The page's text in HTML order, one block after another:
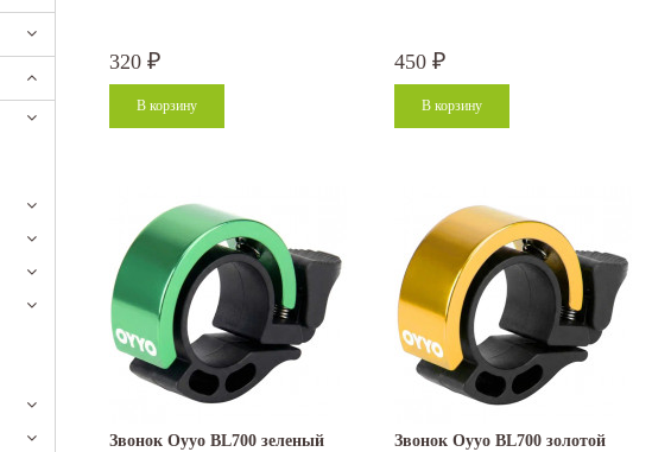
320 ₽ 450 ₽
Звонок Oyyo BL700 зеленый Звонок Oyyo BL700 золотой